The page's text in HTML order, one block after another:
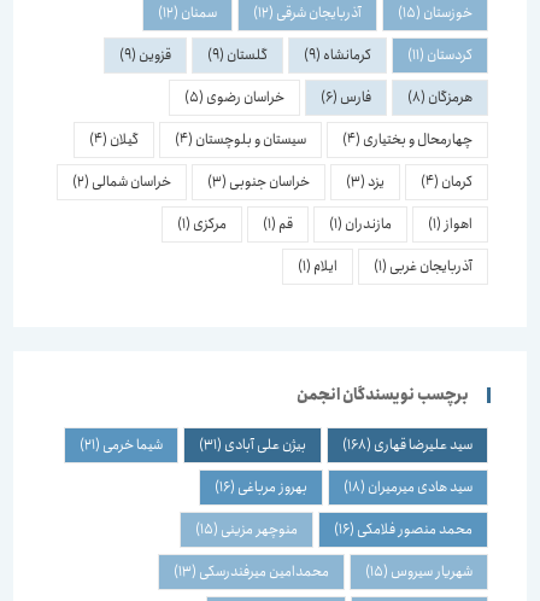
خوزستان(15) آذربایجان شرقی(12) سمنان(12)
کردستان(11) کرمانشاه(9) گلستان(9) قزوین(9)
هرمزگان(8) فارس(6) خراسان رضوی(5)
چهارمحال و بختیاری(4) سیستان و بلوچستان(4) گیلان(4)
کرمان(4)
(3) خراسان جنوبی(3) خراسان شمالی(2)
اهواز(1) مازندران(1)
(1) مرکزی(1)
آذربایجان غربی(1) ایلام(1)
برچسب نویسندگان انجمن
سید علیرضا قهاری(168) بیژن علی آبادی(31) شیما خرمی(21)
سید هادی میرمیران(18) بهروز مرباغی(16)
محمد منصور فلامکی(16) منوچهر مزینی(15)
شهریار سیروس(15) محمدامین میرفندرسکی(13)